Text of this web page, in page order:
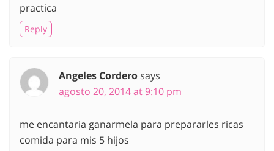
practica
Reply
Angeles Corderosays
agosto 20, 2014 at 9:10 pm
me encantaria ganarmela para prepararles ricas
comida para mis 5 hijos